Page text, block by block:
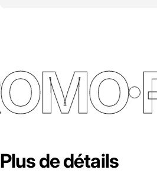
Plusdedétails